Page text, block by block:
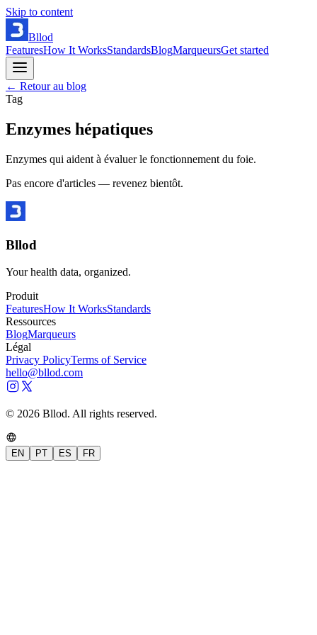
Skip to content
Bllod
FeaturesHow It WorksStandardsBlogMarqueursGet started
← Retour au blog
Tag
Enzymes hépatiques
Enzymes qui aident à évaluer le fonctionnement du foie.
Pas encore d'articles — revenez bientôt.
Bllod
Your health data, organized.
Produit
FeaturesHow It WorksStandards
Ressources
BlogMarqueurs
Légal
Privacy PolicyTerms of Service
hello@bllod.com
© 2026 Bllod. All rights reserved.
EN PT ES FR